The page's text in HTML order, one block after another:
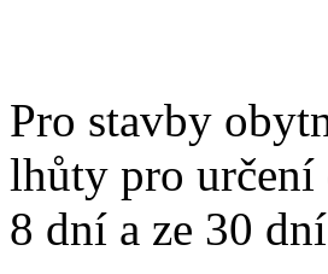
Pro stavby
lhůty pro určení
8 dní a ze 30